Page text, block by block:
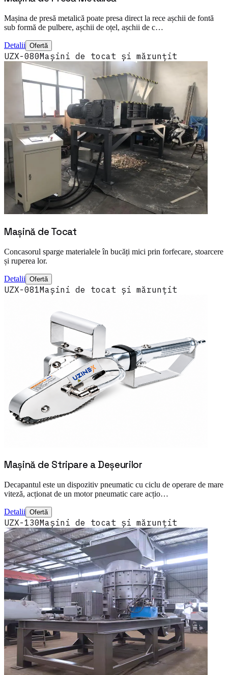
Mașina de presă metalică poate presa direct la rece așchii de fontă
sub formă de pulbere, așchii de oțel, așchii de c…
Detalii Ofertă
UZX-080Mașini de tocat și mărunțit
Mașină de Tocat
Concasorul sparge materialele în bucăți mici prin forfecare, stoarcere
și ruperea lor.
Detalii Ofertă
UZX-081Mașini de tocat și mărunțit
Mașină de Stripare a Deșeurilor
Decapantul este un dispozitiv pneumatic cu ciclu de operare de mare
viteză, acționat de un motor pneumatic care acțio…
Detalii Ofertă
UZX-130Mașini de tocat și mărunțit